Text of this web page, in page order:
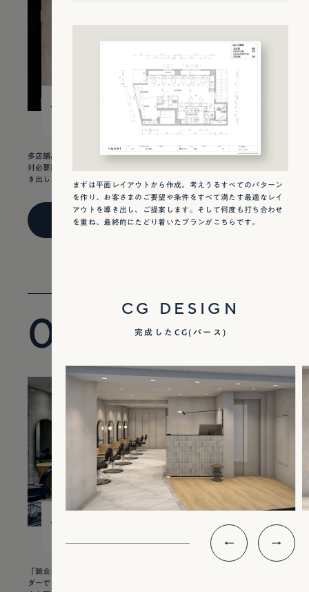
16 ¥ 6,100,000
多店舗出店のため、1店舗に掛ける内装費をいかに抑えるか。セット面の絶
対必要数やスタッフ導線の確保など、様々な条件が重なる中で私たちが導
き出した答えをお見せします。
VIEW DETAIL
03
18 ¥ 6,400,000
「競合が多い新宿で、他にはない雰囲気の内装にしてほしい」というオー
ダーでした。 18坪と小さいながらも家賃は高いため、より多くのセット面
まずは平面レイアウトから作成。考えうるすべてのパターン
を作り、お客さまのご要望や条件をすべて満たす最適なレイ
アウトを導き出し、ご提案します。そして何度も打ち合わせ
を重ね、最終的にたどり着いたプランがこちらです。
CG DESIGN
完成したCG(パース)